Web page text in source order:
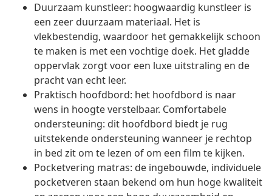
Duurzaam kunstleer: hoogwaardig kunstleer is
een zeer duurzaam materiaal. Het is
vlekbestendig, waardoor het gemakkelijk schoon
te maken is met een vochtige doek. Het gladde
oppervlak zorgt voor een luxe uitstraling en de
pracht van echt leer.
Praktisch hoofdbord: het hoofdbord is naar
wens in hoogte verstelbaar. Comfortabele
ondersteuning: dit hoofdbord biedt je rug
uitstekende ondersteuning wanneer je rechtop
in bed zit om te lezen of om een film te kijken.
Pocketvering matras: de ingebouwde, individuele
pocketveren staan bekend om hun hoge kwaliteit